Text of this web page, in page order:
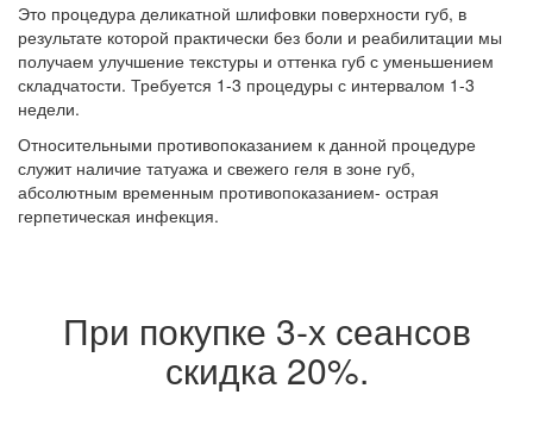
Это процедура деликатной шлифовки поверхности губ, в
результате которой практически без боли и реабилитации мы
получаем улучшение текстуры и оттенка губ с уменьшением
складчатости. Требуется 1-3 процедуры с интервалом 1-3
недели.
Относительными противопоказанием к данной процедуре
служит наличие татуажа и свежего геля в зоне губ,
абсолютным временным противопоказанием- острая
герпетическая инфекция.
При покупке 3-х сеансов
скидка 20%.